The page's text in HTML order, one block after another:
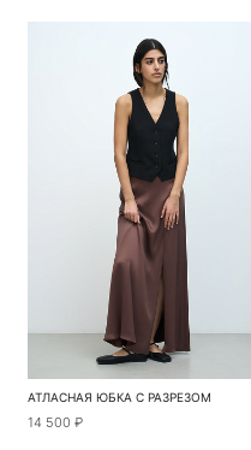
АТЛАСНАЯ ЮБКА С РАЗРЕЗОМ
14 500 ₽